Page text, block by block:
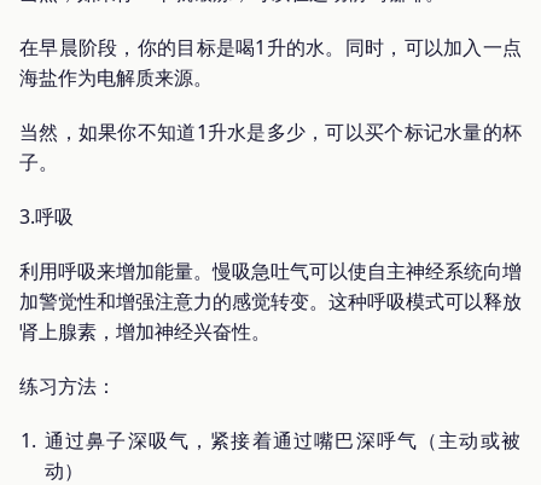
在早晨阶段，你的目标是喝1升的水。同时，可以加入一点
海盐作为电解质来源。
当然，如果你不知道1升水是多少，可以买个标记水量的杯
子。
3.呼吸
利用呼吸来增加能量。慢吸急吐气可以使自主神经系统向增
加警觉性和增强注意力的感觉转变。这种呼吸模式可以释放
肾上腺素，增加神经兴奋性。
练习方法：
通过鼻子深吸气，紧接着通过嘴巴深呼气（主动或被
动）